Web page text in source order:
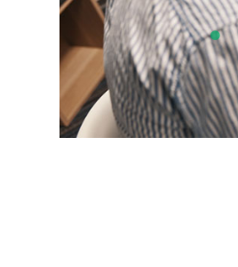
expérience et